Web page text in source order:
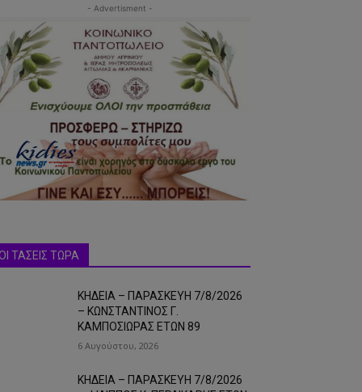
- Advertisment -
ΤΑΣΕΙΣ ΤΩΡΑ
ΚΗΔΕΙΑ – ΠΑΡΑΣΚΕΥΗ 7/8/2026
– ΚΩΝΣΤΑΝΤΙΝΟΣ Γ.
ΚΑΜΠΟΣΙΩΡΑΣ ΕΤΩΝ 89
6 Αυγούστου, 2026
ΚΗΔΕΙΑ – ΠΑΡΑΣΚΕΥΗ 7/8/2026